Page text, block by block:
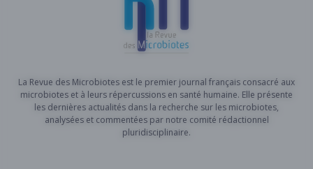
La Revue des Microbiotes est le premier journal français consacré aux
microbiotes et à leurs répercussions en santé humaine. Elle présente
les dernières actualités dans la recherche sur les microbiotes,
analysées et commentées par notre comité rédactionnel
pluridisciplinaire.